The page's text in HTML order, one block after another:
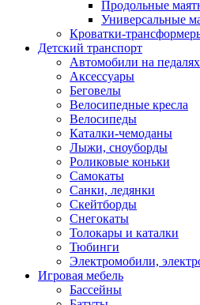
Продольные
Универсальные
Кроватки-
Детский транспорт
Автомобили на педалях
Аксессуары
Беговелы
Велосипедные кресла
Велосипеды
Каталки-чемоданы
Лыжи, сноуборды
Роликовые коньки
Самокаты
Санки, ледянки
Скейтборды
Снегокаты
Толокары и каталки
Тюбинги
Электромобили,
Игровая мебель
Бассейны